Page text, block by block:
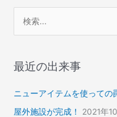
象
最近の出来事
ニューアイテムを使っての
屋外施設が完成！
2021年